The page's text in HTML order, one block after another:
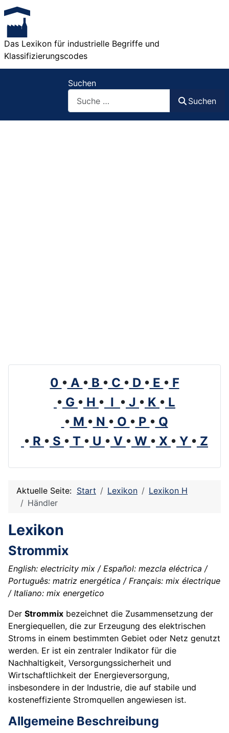
Das Lexikon für industrielle Begriffe und
Klassifizierungscodes
Suchen
Suchen
0 • A • B • C • D • E • F
• G • H • I • J • K • L
• M • N • O • P • Q
• R • S • T • U • V • W • X • Y • Z
Aktuelle Seite: Start Lexikon
Lexikon H
Händler
Lexikon
Strommix
English: electricity mix / Español: mezcla eléctrica /
Português: matriz energética / Français: mix électrique
/ Italiano: mix energetico
Der Strommix bezeichnet die Zusammensetzung der
Energiequellen, die zur Erzeugung des elektrischen
Stroms in einem bestimmten Gebiet oder Netz genutzt
werden. Er ist ein zentraler Indikator für die
Nachhaltigkeit, Versorgungssicherheit und
Wirtschaftlichkeit der Energieversorgung,
insbesondere in der Industrie, die auf stabile und
kosteneffiziente Stromquellen angewiesen ist.
Allgemeine Beschreibung